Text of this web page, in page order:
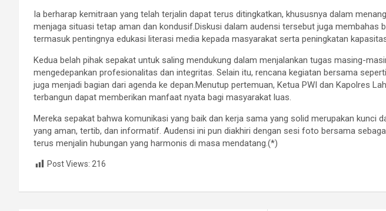
Ia berharap kemitraan yang telah terjalin dapat terus ditingkatkan, khususnya dalam
menjaga situasi tetap aman dan kondusif.Diskusi dalam audensi tersebut juga membahas
termasuk pentingnya edukasi literasi media kepada masyarakat serta peningkatan
Kedua belah pihak sepakat untuk saling mendukung dalam menjalankan tugas masing-
mengedepankan profesionalitas dan integritas. Selain itu, rencana kegiatan bersama
juga menjadi bagian dari agenda ke depan.Menutup pertemuan, Ketua PWI dan Kapolres
terbangun dapat memberikan manfaat nyata bagi masyarakat luas.
Mereka sepakat bahwa komunikasi yang baik dan kerja sama yang solid merupakan kunci
yang aman, tertib, dan informatif. Audensi ini pun diakhiri dengan sesi foto bersama
terus menjalin hubungan yang harmonis di masa mendatang.(*)
Post Views: 216